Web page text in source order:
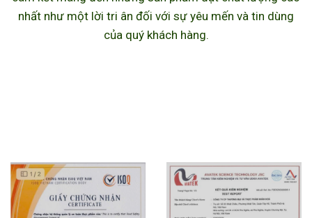
nhất như một lời tri ân đối với sự yêu mến và tin dùng
của quý khách hàng.